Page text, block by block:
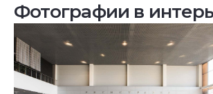
Фотографии в